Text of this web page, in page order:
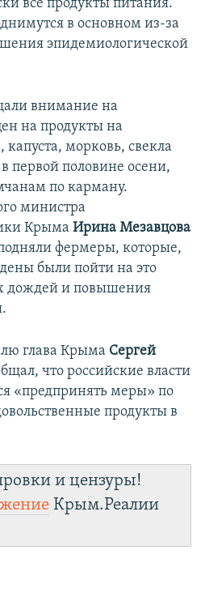
все продукты питания.
в основном из-за
эпидемиологической
внимание на
на продукты на
капуста, морковь, свекла
первой половине осени,
по карману.
министра
Крыма Ирина Мезавцова
фермеры, которые,
были пойти на это
дождей и повышения
глава Крыма Сергей
что российские власти
«предпринять меры» по
продукты в
и цензуры!
Крым.Реалии